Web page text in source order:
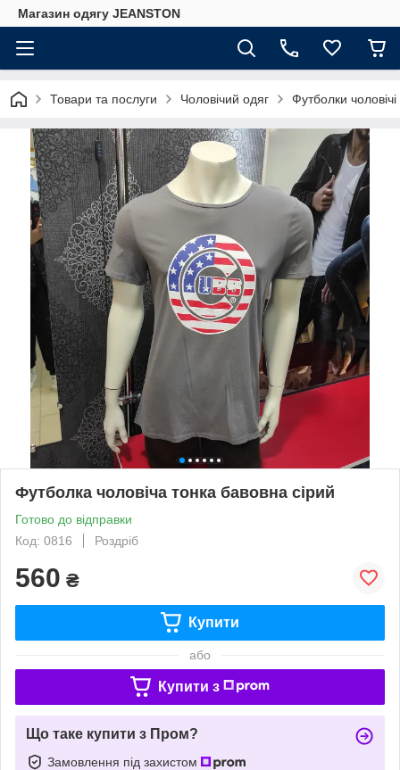
Магазин одягу JEANSTON
Товари та послуги Чоловічий одяг Футболки чоловічі
Футболка чоловіча тонка бавовна сірий
Готово до відправки
Код: 0816
Роздріб
560 ₴
Купити
або
Купити з
Що таке купити з Пром?
Замовлення під захистом